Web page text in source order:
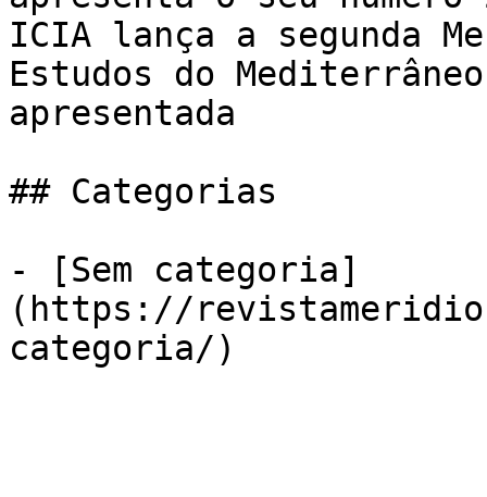
ICIA lança a segunda
Estudos do
apresentada
## Categorias
- [Sem categoria]
(https://
categoria/)